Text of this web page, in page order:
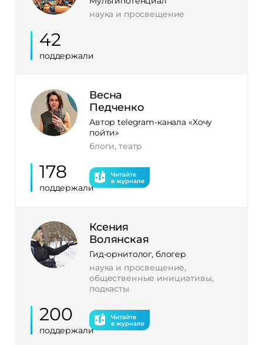
наука и просвещение
42
поддержали
Весна
Педченко
Автор telegram-канала «Хочу
пойти»
блоги, театр
178
поддержали
Читайте
в журнале
Ксения
Волянская
Гид-орнитолог, блогер
наука и просвещение,
общественные инициативы,
подкасты
200
поддержали
Читайте
в журнале